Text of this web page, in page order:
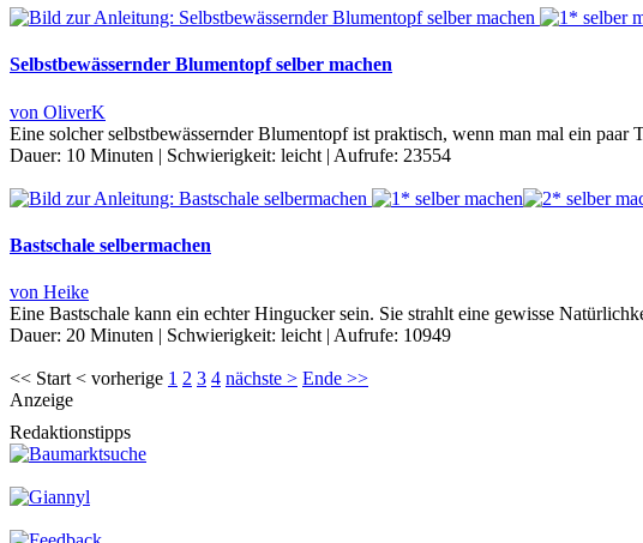
Selbstbewässernder Blumentopf selber machen
von OliverK
Eine solcher selbstbewässernder Blumentopf ist praktisch, wenn man mal ein
Dauer: 10 Minuten | Schwierigkeit: leicht | Aufrufe: 23554
Bastschale selbermachen
von Heike
Eine Bastschale kann ein echter Hingucker sein. Sie strahlt eine gewisse
Dauer: 20 Minuten | Schwierigkeit: leicht | Aufrufe: 10949
<< Start < vorherige 1 2 3 4 nächste > Ende >>
Anzeige
Redaktionstipps